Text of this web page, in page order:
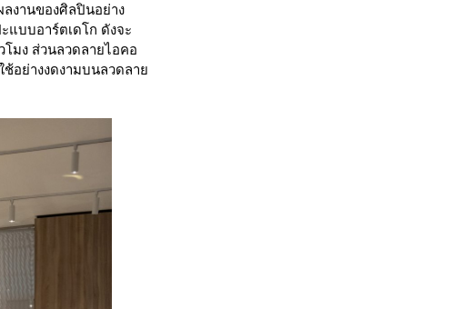
ลงานของศิลปินอย่าง
แบบอาร์ตเดโก ดังจะ
โมง ส่วนลวดลายไอคอ
ช้อย่างงดงามบนลวดลาย